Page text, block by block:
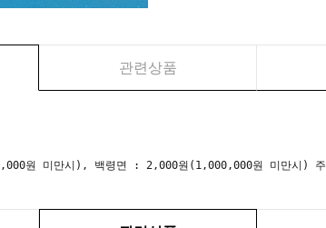
관련상품
원 미만시), 백령면 : 2,000원(1,000,000원 미만시) 주